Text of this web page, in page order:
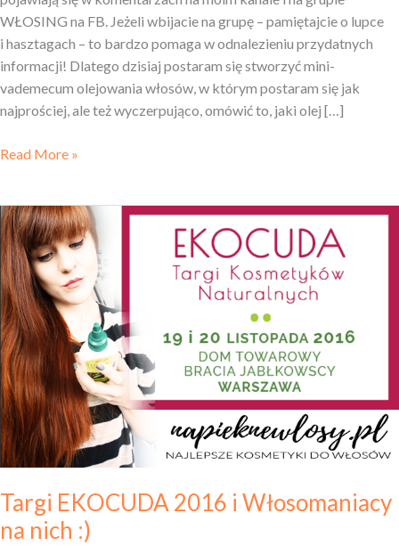
WŁOSING na FB. Jeżeli wbijacie na grupę – pamiętajcie o lupce
i hasztagach – to bardzo pomaga w odnalezieniu przydatnych
informacji! Dlatego dzisiaj postaram się stworzyć mini-
vademecum olejowania włosów, w którym postaram się jak
najprościej, ale też wyczerpująco, omówić to, jaki olej […]
Read More »
Targi EKOCUDA 2016 i Włosomaniacy
na nich :)
Targi
EKOCUDA
2016
i Włosomaniacy
na nich
:)